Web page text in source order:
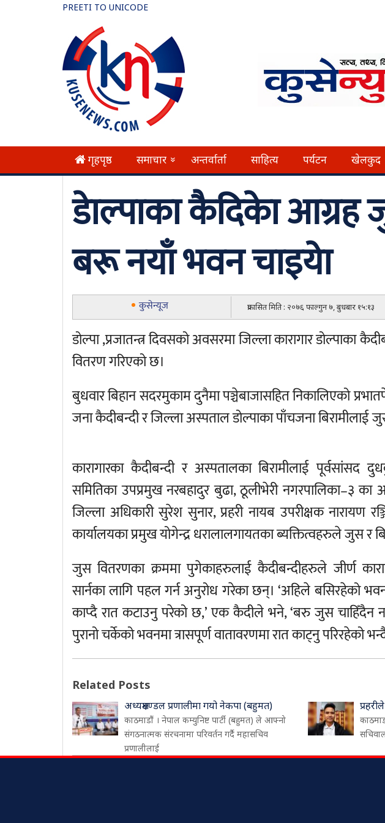
PREETI TO UNICODE
गृहपृष्ठ समाचार » अन्तर्वार्ता साहित्य पर्यटन खेलकुद
डाेल्पाका कैदिकाे आग्रह
बरू नयाँ भवन चाइयाे
कुसेन्यूज प्रकासित मिति : २०७६ फाल्गुन ७, बुधबार १५:१३
डोल्पा ,प्रजातन्त्र दिवसको अवसरमा जिल्ला कारागार डोल्पाका
वितरण गरिएको छ।
बुधवार बिहान सदरमुकाम दुनैमा पञ्चेबाजासहित निकालिएको
जना कैदीबन्दी र जिल्ला अस्पताल डोल्पाका पाँचजना बिरामीलाई
कारागारका कैदीबन्दी र अस्पतालका बिरामीलाई पूर्वसांसद
समितिका उपप्रमुख नरबहादुर बुढा, ठूलीभेरी नगरपालिका–३ का
जिल्ला अधिकारी सुरेश सुनार, प्रहरी नायब उपरीक्षक नारायण
कार्यालयका प्रमुख योगेन्द्र धरालालगायतका ब्यक्तित्वहरुले जुस र
जुस वितरणका क्रममा पुगेकाहरुलाई कैदीबन्दीहरुले जीर्ण
सार्नका लागि पहल गर्न अनुरोध गरेका छन्। ‘अहिले बसिरहेको
काप्दै रात कटाउनु परेको छ,’ एक कैदीले भने, ‘बरु जुस चाहिँदैन
पुरानो चर्केको भवनमा त्रासपूर्ण वातावरणमा रात काट्नु
Related Posts
अध्यक्षमण्डल प्रणालीमा गयो नेकपा (बहुमत)
काठमाडौं । नेपाल कम्युनिष्ट पार्टी (बहुमत) ले आफ्नो
संगठनात्मक संरचनामा परिवर्तन गर्दै महासचिव
प्रणालीलाई